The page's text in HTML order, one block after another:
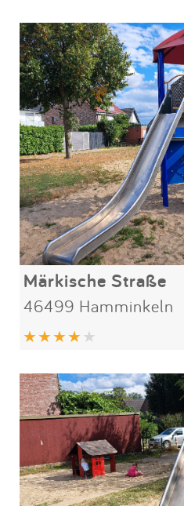
Märkische Straße
46499 Hamminkeln